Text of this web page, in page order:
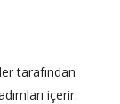
tarafından
içerir: